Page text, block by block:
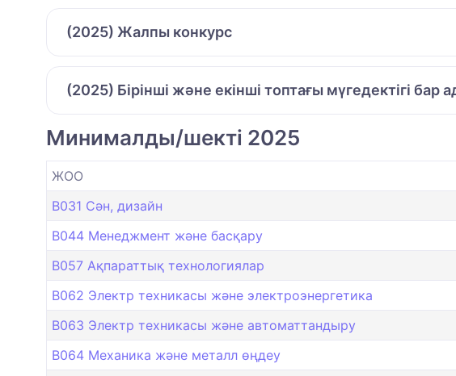
(2025) Жалпы конкурс
(2025) Бірінші және екінші топтағы мүгедектігі
Минималды/шекті 2025
ЖОО
B031 Сән, дизайн
B044 Менеджмент және басқару
B057 Ақпараттық технологиялар
B062 Электр техникасы және электроэнергетика
B063 Электр техникасы және автоматтандыру
B064 Механика және металл өңдеу